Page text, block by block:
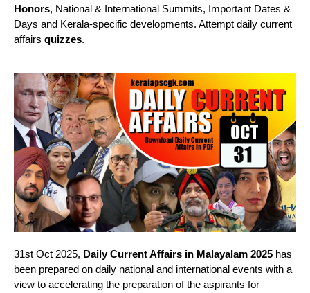
Honors, National & International Summits, Important Dates &
Days and Kerala-specific developments. Attempt daily current
affairs quizzes.
31st Oct 2025, Daily Current Affairs in Malayalam 2025 has
been prepared on daily national and international events with a
view to accelerating the preparation of the aspirants for